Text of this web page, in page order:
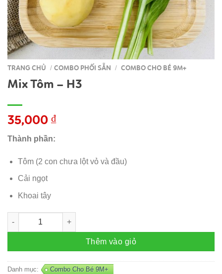
TRANG CHỦ / COMBO PHỐI SẴN / COMBO CHO BÉ 9M+
Mix Tôm – H3
35,000 ₫
Thành phần:
Tôm (2 con chưa lột vỏ và đầu)
Cải ngọt
Khoai tây
Mix Tôm - H3 số lượng
Thêm vào giỏ
Danh mục: Combo Cho Bé 9M+